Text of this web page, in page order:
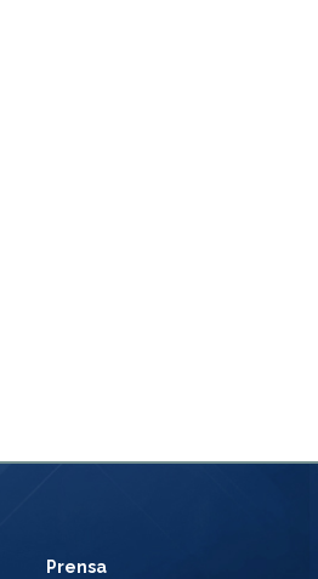
Prensa